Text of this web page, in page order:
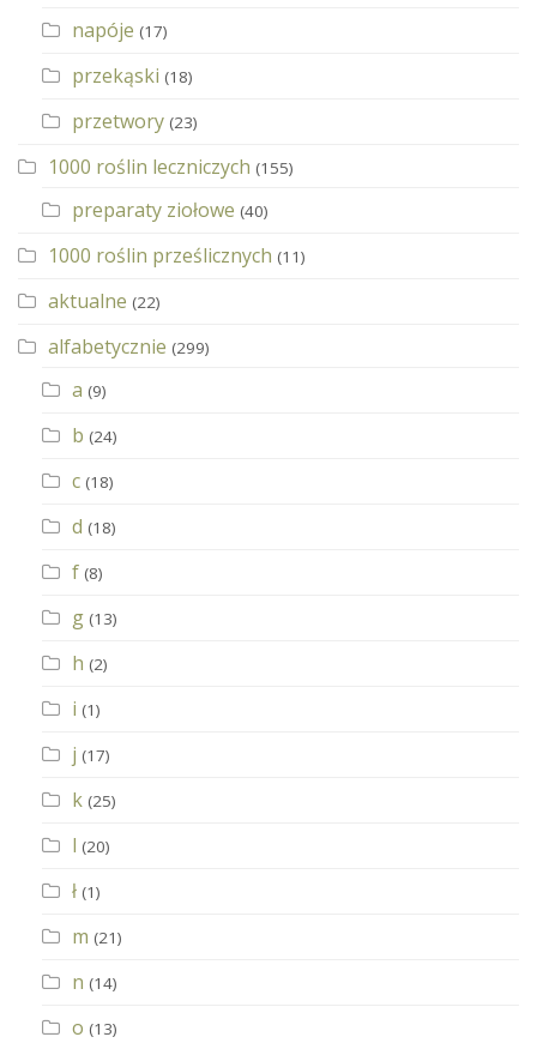
napóje (17)
przekąski (18)
przetwory (23)
1000 roślin leczniczych (155)
preparaty ziołowe (40)
1000 roślin prześlicznych (11)
aktualne (22)
alfabetycznie (299)
a (9)
b (24)
c (18)
d (18)
f (8)
g (13)
h (2)
i (1)
j (17)
k (25)
l (20)
ł (1)
m (21)
n (14)
o (13)